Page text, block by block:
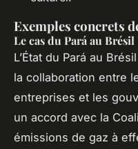
Exemples concrets
Le cas du Pará au Brésil
L’État du Pará au
la collaboration entre
entreprises et les
un accord avec la
émissions de gaz à